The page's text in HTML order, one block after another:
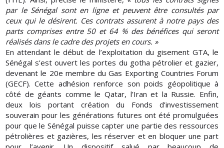
par le Sénégal sont en ligne et peuvent être consultés par
ceux qui le désirent. Ces contrats assurent à notre pays des
parts comprises entre 50 et 64 % des bénéfices qui seront
réalisés dans le cadre des projets en cours. »
En attendant le début de l’exploitation du gisement GTA, le
Sénégal s’est ouvert les portes du gotha pétrolier et gazier,
devenant le 20e membre du Gas Exporting Countries Forum
(GECF). Cette adhésion renforce son poids géopolitique à
côté de géants comme le Qatar, l’Iran et la Russie. Enfin,
deux lois portant création du Fonds d’investissement
souverain pour les générations futures ont été promulguées
pour que le Sénégal puisse capter une partie des ressources
pétrolières et gazières, les réserver et en bloquer une part